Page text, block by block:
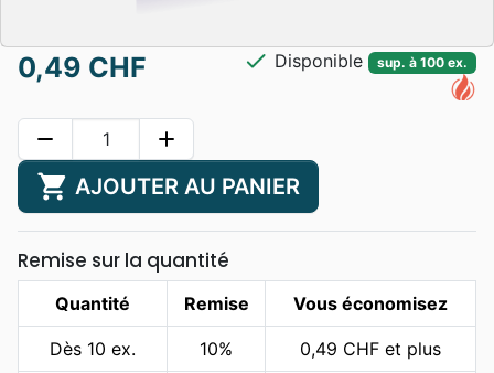
0,49 CHF check Disponible sup. à 100 ex.
remove add
shopping_cart AJOUTER AU PANIER
Remise sur la quantité
Quantité Remise Vous économisez
Dès 10 ex. 10% 0,49 CHF et plus